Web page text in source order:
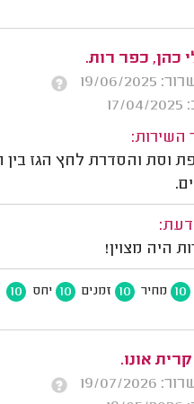
כהן, כפר רות.
19/06/2025
השירות:
וסת והסדרת לחץ הגז בין
דעת:
היה מצוין!
10 מחיר 10 זמנים 10 יחס 10
אונו.
19/07/2026